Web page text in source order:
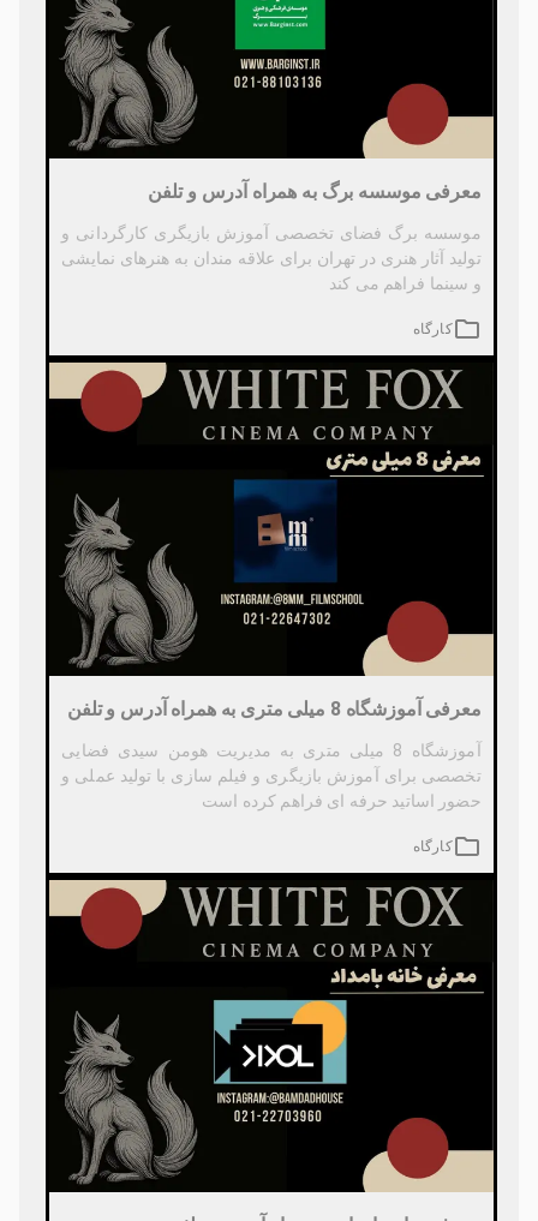
معرفی موسسه برگ به همراه آدرس و تلفن
موسسه برگ فضای تخصصی آموزش بازیگری کارگردانی و
تولید آثار هنری در تهران برای علاقه مندان به هنرهای نمایشی
و سینما فراهم می کند
کارگاه
معرفی آموزشگاه 8 میلی متری به همراه آدرس و تلفن
آموزشگاه 8 میلی متری به مدیریت هومن سیدی فضایی
تخصصی برای آموزش بازیگری و فیلم سازی با تولید عملی و
حضور اساتید حرفه ای فراهم کرده است
کارگاه